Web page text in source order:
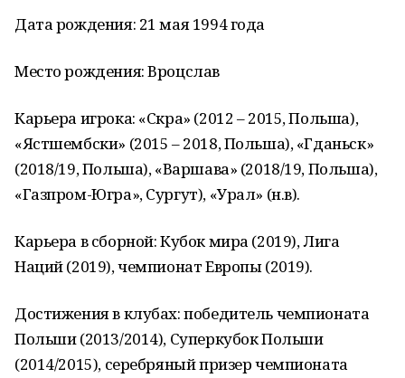
Дата рождения: 21 мая 1994 года
Место рождения: Вроцслав
Карьера игрока: «Скра» (2012 – 2015, Польша),
«Ястшембски» (2015 – 2018, Польша), «Гданьск»
(2018/19, Польша), «Варшава» (2018/19, Польша),
«Газпром-Югра», Сургут), «Урал» (н.в).
Карьера в сборной: Кубок мира (2019), Лига
Наций (2019), чемпионат Европы (2019).
Достижения в клубах: победитель чемпионата
Польши (2013/2014), Суперкубок Польши
(2014/2015), серебряный призер чемпионата